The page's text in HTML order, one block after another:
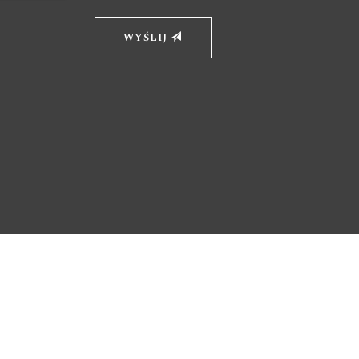
formularza kontaktowego,
a także wniesienia sprzeciwu
WYŚLIJ